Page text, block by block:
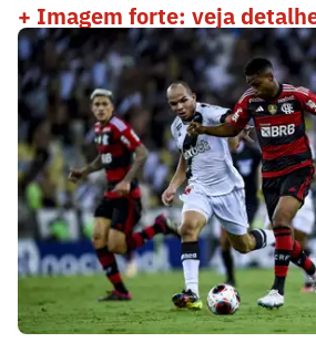
+ Imagem forte: veja
ocorrência feito por Pedro